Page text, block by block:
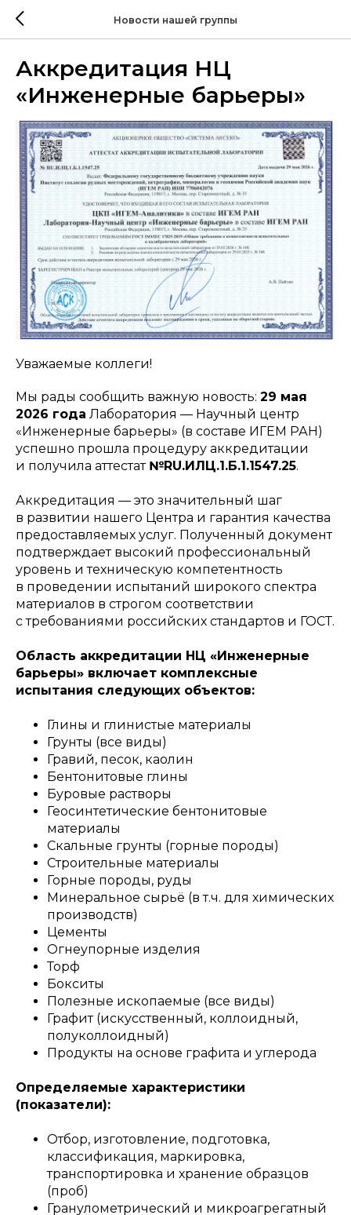
Новости нашей группы
Аккредитация НЦ
«Инженерные барьеры»
Уважаемые коллеги!
Мы рады сообщить важную новость: 29 мая
2026 года Лаборатория — Научный центр
«Инженерные барьеры» (в составе ИГЕМ РАН)
успешно прошла процедуру аккредитации
и получила аттестат №RU.ИЛЦ.1.Б.1.1547.25.
Аккредитация — это значительный шаг
в развитии нашего Центра и гарантия качества
предоставляемых услуг. Полученный документ
подтверждает высокий профессиональный
уровень и техническую компетентность
в проведении испытаний широкого спектра
материалов в строгом соответствии
с требованиями российских стандартов и ГОСТ.
Область аккредитации НЦ «Инженерные
барьеры» включает комплексные
испытания следующих объектов:
Глины и глинистые материалы
Грунты (все виды)
Гравий, песок, каолин
Бентонитовые глины
Буровые растворы
Геосинтетические бентонитовые
материалы
Скальные грунты (горные породы)
Строительные материалы
Горные породы, руды
Минеральное сырьё (в т.ч. для химических
производств)
Цементы
Огнеупорные изделия
Торф
Бокситы
Полезные ископаемые (все виды)
Графит (искусственный, коллоидный,
полуколлоидный)
Продукты на основе графита и углерода
Определяемые характеристики
(показатели):
Отбор, изготовление, подготовка,
классификация, маркировка,
транспортировка и хранение образцов
(проб)
Гранулометрический и микроагрегатный